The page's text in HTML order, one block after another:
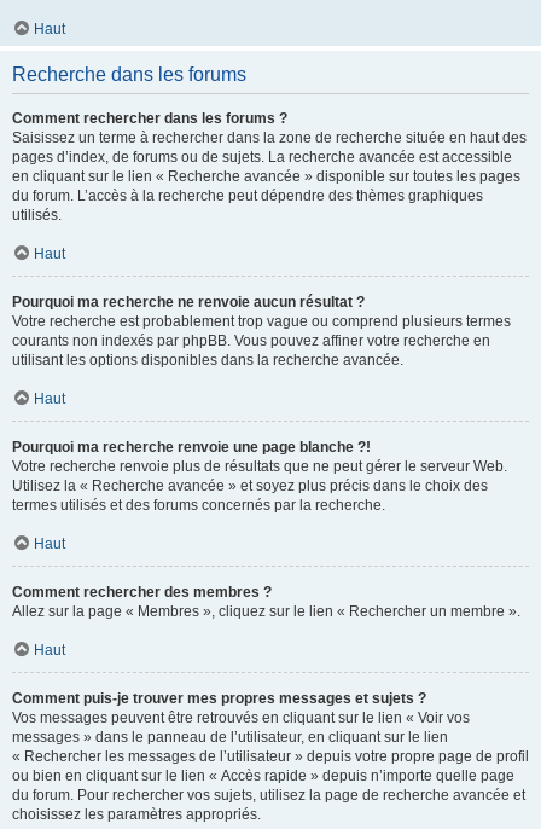
Haut
Recherche dans les forums
Comment rechercher dans les forums ?
Saisissez un terme à rechercher dans la zone de recherche située en haut des
pages d’index, de forums ou de sujets. La recherche avancée est accessible
en cliquant sur le lien « Recherche avancée » disponible sur toutes les pages
du forum. L’accès à la recherche peut dépendre des thèmes graphiques
utilisés.
Haut
Pourquoi ma recherche ne renvoie aucun résultat ?
Votre recherche est probablement trop vague ou comprend plusieurs termes
courants non indexés par phpBB. Vous pouvez affiner votre recherche en
utilisant les options disponibles dans la recherche avancée.
Haut
Pourquoi ma recherche renvoie une page blanche ?!
Votre recherche renvoie plus de résultats que ne peut gérer le serveur Web.
Utilisez la « Recherche avancée » et soyez plus précis dans le choix des
termes utilisés et des forums concernés par la recherche.
Haut
Comment rechercher des membres ?
Allez sur la page « Membres », cliquez sur le lien « Rechercher un membre ».
Haut
Comment puis-je trouver mes propres messages et sujets ?
Vos messages peuvent être retrouvés en cliquant sur le lien « Voir vos
messages » dans le panneau de l’utilisateur, en cliquant sur le lien
« Rechercher les messages de l’utilisateur » depuis votre propre page de profil
ou bien en cliquant sur le lien « Accès rapide » depuis n’importe quelle page
du forum. Pour rechercher vos sujets, utilisez la page de recherche avancée et
choisissez les paramètres appropriés.